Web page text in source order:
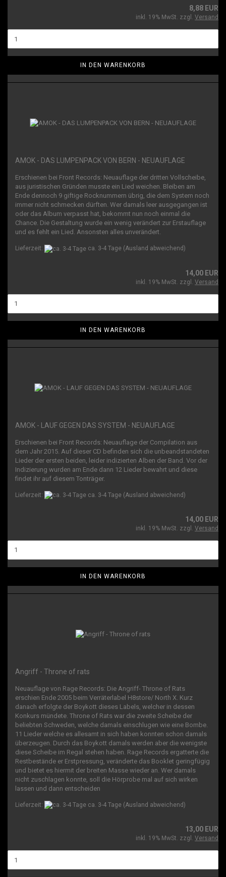
8,88 EUR
inkl. 19% MwSt. zzgl. Versand
IN DEN WARENKORB
AMOK - DAS LUMPENPACK VON BERN - NEUAUFLAGE
Erschienen bei Front Records: Neuauflage der dritten Vollscheibe,
aus juristischen Gründen musste ein Lied weichen. Bleiben am
Ende dennoch 9 giftige Rocknummern übrig, die dem System noch
immer nicht schmecken dürften. Wer damals leer ausgegangen ist
oder das Album verpasst hat, bekommt nun noch einmal die
Chance. Die Gestaltung wurde ein wenig verändert zur Erstauflage
und es fehlt ein Lied. Ansonsten alles unverändert.
Lieferzeit: ca. 3-4 Tage (Ausland abweichend)
14,00 EUR
inkl. 19% MwSt. zzgl. Versand
IN DEN WARENKORB
AMOK - LAUF GEGEN DAS SYSTEM - NEUAUFLAGE
Erschienen bei Front Records: Neuauflage der Compilation aus
dem Jahr 2015. Auf dieser CD befinden sich die unbeandstandeten
Lieder der ersten beiden, leider indizierten Alben der Band. Vor der
Indizierung wurden am Ende dann 12 Lieder bewahrt und diese
findet ihr auf diesem Tonträger.
Lieferzeit: ca. 3-4 Tage (Ausland abweichend)
14,00 EUR
inkl. 19% MwSt. zzgl. Versand
IN DEN WARENKORB
Angriff - Throne of rats
Neuauflage von Rage Records: Die Angriff- Throne of Rats
erschien Ende 2005 beim Verräterlabel H8store/ North X. Kurz
danach erfolgte der Boykott dieses Labels, welcher in dessen
Konkurs mündete. Throne of Rats war die zweite Scheibe der
beliebten Schweden, welche damals einschlugen wie eine Bombe.
11 Lieder welche es allesamt in sich haben konnten schon damals
überzeugen. Durch das Boykott damals werden aber die wenigste
diese Scheibe im Regal stehen haben. Rage Records ergatterte die
Restbestände er Erstpressung, veränderte das Booklet geringfügig
und bietet es hiermit der breiten Masse wieder an. Wer damals
nicht zuschlagen konnte, soll die Hörprobe mal auf sich wirken
lassen und dann entscheiden
Lieferzeit: ca. 3-4 Tage (Ausland abweichend)
13,00 EUR
inkl. 19% MwSt. zzgl. Versand